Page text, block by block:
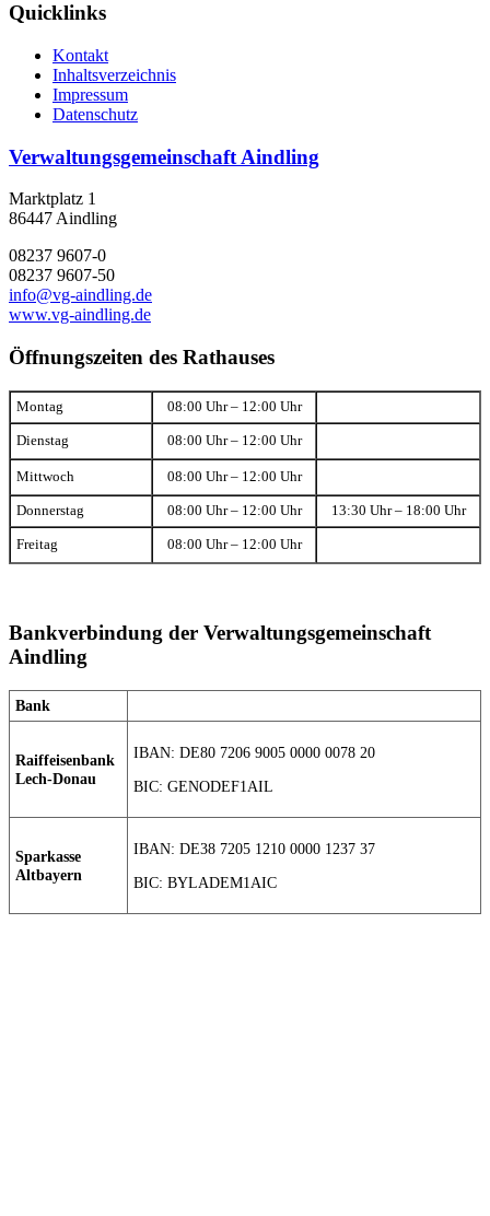
Quicklinks
Kontakt
Inhaltsverzeichnis
Impressum
Datenschutz
Verwaltungsgemeinschaft Aindling
Marktplatz 1
86447 Aindling
08237 9607-0
08237 9607-50
info@vg-aindling.de
www.vg-aindling.de
Öffnungszeiten des Rathauses
Montag 08:00 Uhr – 12:00 Uhr
Dienstag 08:00 Uhr – 12:00 Uhr
Mittwoch 08:00 Uhr – 12:00 Uhr
Donnerstag 08:00 Uhr – 12:00 Uhr 13:30 Uhr – 18:00 Uhr
Freitag 08:00 Uhr – 12:00 Uhr
Bankverbindung der Verwaltungsgemeinschaft
Aindling
Bank
Raiffeisenbank
Lech-Donau
IBAN: DE80 7206 9005 0000 0078 20
BIC: GENODEF1AIL
Sparkasse
Altbayern
IBAN: DE38 7205 1210 0000 1237 37
BIC: BYLADEM1AIC